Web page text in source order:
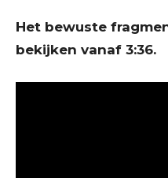
Het bewuste
bekijken vanaf 3:36.